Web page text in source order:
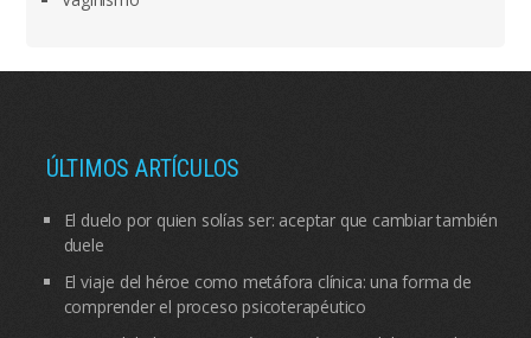
ÚLTIMOS ARTÍCULOS
El duelo por quien solías ser: aceptar que cambiar también
duele
El viaje del héroe como metáfora clínica: una forma de
comprender el proceso psicoterapéutico